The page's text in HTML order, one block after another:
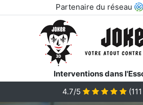
Partenaire du réseau
Interventions dans
4.7/5
(111